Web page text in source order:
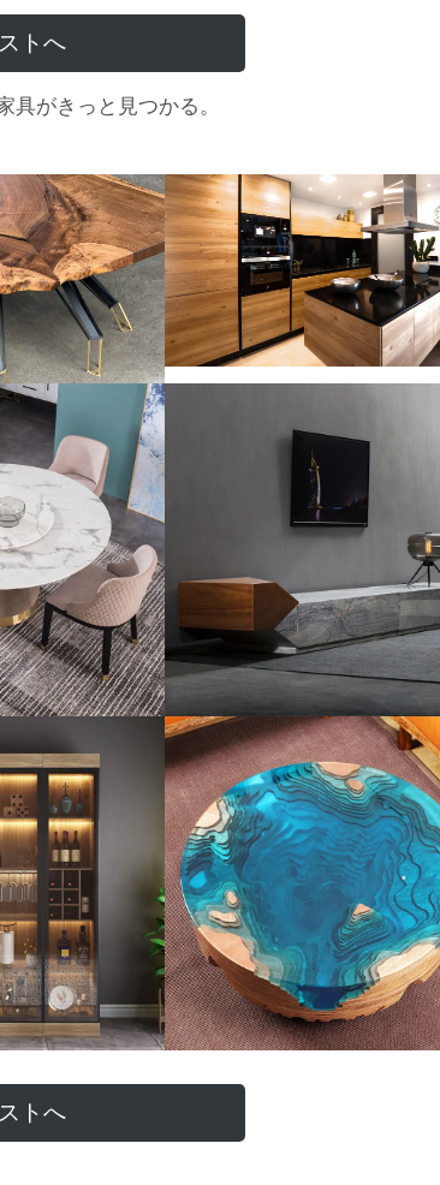
トへ
がきっと見つかる。
トへ